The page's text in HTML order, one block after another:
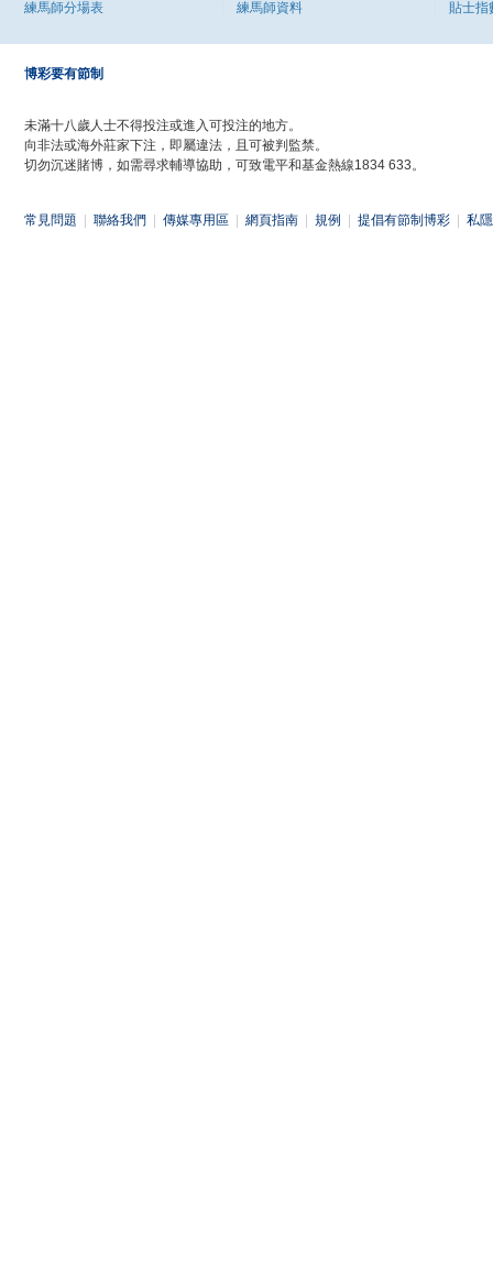
練馬師分場表
練馬師資料
貼士指
博彩要有節制
未滿十八歲人士不得投注或進入可投注的地方。
向非法或海外莊家下注，即屬違法，且可被判監禁。
切勿沉迷賭博，如需尋求輔導協助，可致電平和基金熱線1834 633。
常見問題 聯絡我們 傳媒專用區 網頁指南 規例 提倡有節制博彩 私